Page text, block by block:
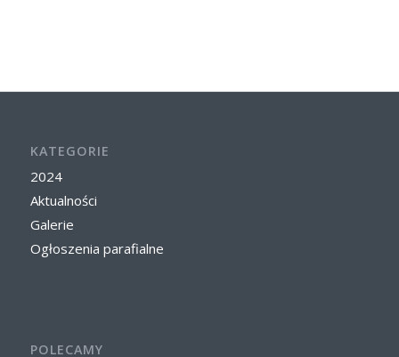
KATEGORIE
2024
Aktualności
Galerie
Ogłoszenia parafialne
POLECAMY